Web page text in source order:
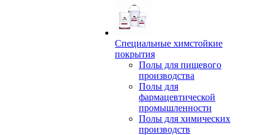
Специальные химстойкие
покрытия
Полы для пищевого
производства
Полы для
фармацевтической
промышленности
Полы для химических
производств